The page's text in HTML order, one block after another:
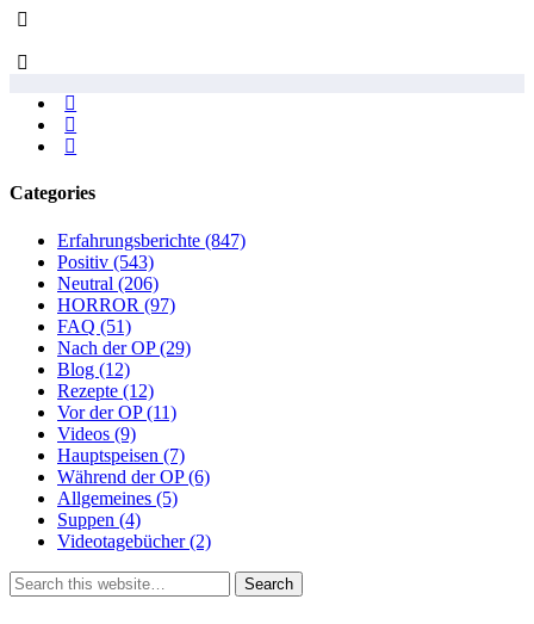
Categories
Erfahrungsberichte (847)
Positiv (543)
Neutral (206)
HORROR (97)
FAQ (51)
Nach der OP(29)
Blog (12)
Rezepte (12)
Vor der OP(11)
Videos (9)
Hauptspeisen (7)
Während der OP(6)
Allgemeines (5)
Suppen (4)
Videotagebücher(2)
Search